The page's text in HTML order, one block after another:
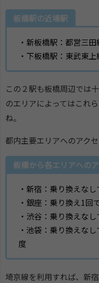
板橋駅の近場駅
・新板橋駅：都営三田
・下板橋駅：東武東上
この２駅も板橋周辺では
のエリアによってはこれ
ね。
都内主要エリアへのアク
板橋から各エリアへの
・新宿：乗り換えな
・銀座：乗り換え1回
・渋谷：乗り換えな
・池袋：乗り換えな
度
埼京線を利用すれば、新